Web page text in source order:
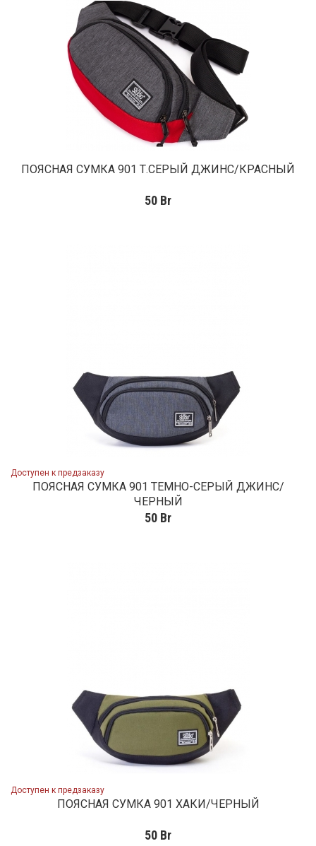
ПОЯСНАЯ СУМКА 901 Т.СЕРЫЙ ДЖИНС/КРАСНЫЙ
50 Br
Доступен к предзаказу
ПОЯСНАЯ СУМКА 901 ТЕМНО-СЕРЫЙ ДЖИНС/
ЧЕРНЫЙ
50 Br
Доступен к предзаказу
ПОЯСНАЯ СУМКА 901 ХАКИ/ЧЕРНЫЙ
50 Br